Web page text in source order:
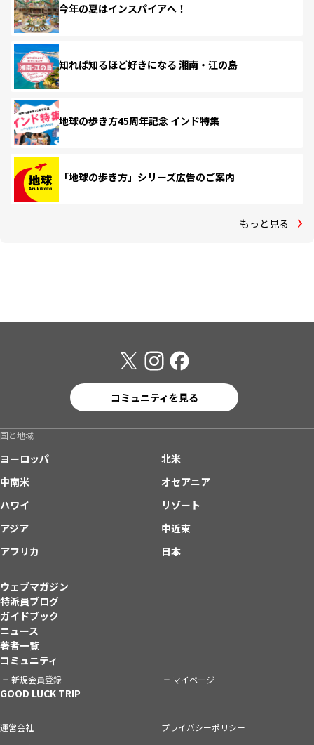
今年の夏はインスパイアへ！
知れば知るほど好きになる 湘南・江の島
地球の歩き方45周年記念 インド特集
「地球の歩き方」シリーズ広告のご案内
もっと見る
コミュニティを見る
国と地域
ヨーロッパ
北米
中南米
オセアニア
ハワイ
リゾート
アジア
中近東
アフリカ
日本
ウェブマガジン
特派員ブログ
ガイドブック
ニュース
著者一覧
コミュニティ
新規会員登録 マイページ
GOOD LUCK TRIP
運営会社
プライバシーポリシー